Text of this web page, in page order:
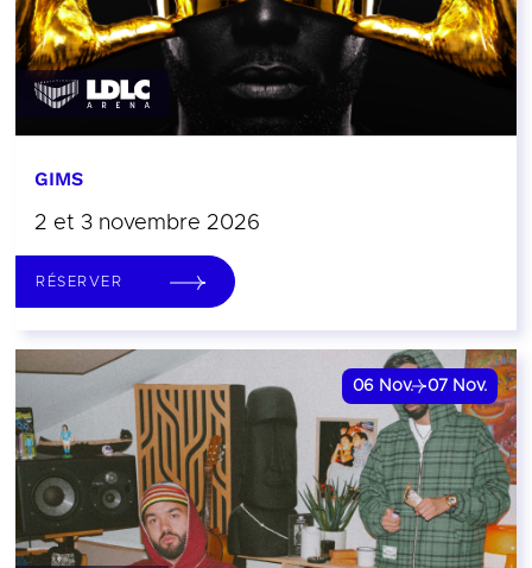
GIMS
2 et 3 novembre 2026
RÉSERVER
06 Nov. 07 Nov.